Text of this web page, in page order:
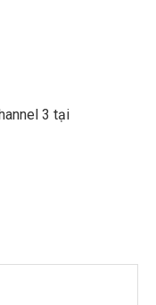
3 tại